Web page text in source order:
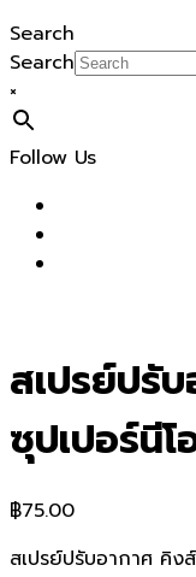
Search
Search
×
Follow Us
สเปรย์ปรั
ซุปเปอร์นีโ
฿75.00
สเปรย์ปรับอากาศ คิง